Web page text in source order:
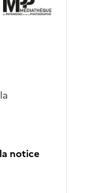
notice